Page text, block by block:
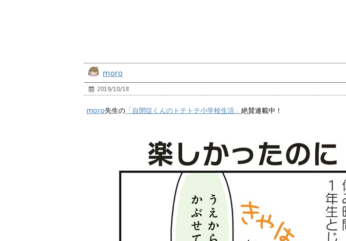
moro
2019/10/18
moro先生の 「自閉症くんのトテトテ小学校生活」 絶賛連載中！